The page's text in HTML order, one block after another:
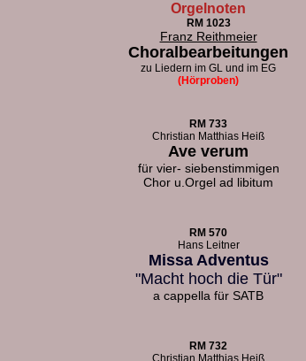
Orgelnoten
RM 1023
Franz Reithmeier
Choralbearbeitungen
zu Liedern im GL und im EG
(Hörproben)
RM 733
Christian Matthias Heiß
Ave verum
für vier- siebenstimmigen
Chor u. Orgel ad libitum
RM 570
Hans Leitner
Missa Adventus
"Macht hoch die Tür"
a cappella für SATB
RM 732
Christian Matthias Heiß